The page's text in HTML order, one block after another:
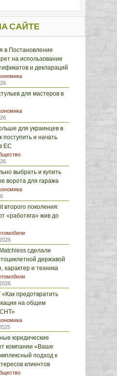
САЙТЕ
в Постановление
на использование
и деклараций
для мастеров в
для украинцев в
поступить и начать
ЕС
выбрать и купить
ворота для гаража
второго поколения:
«работяга» жив до
сделали
державой
характер и техника
предотвратить
на общем
юридические
компании «Ваше
подход к
клиентов